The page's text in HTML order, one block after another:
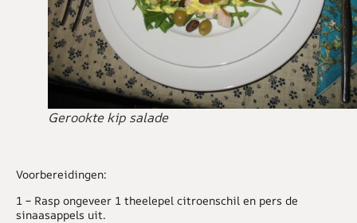
Gerookte kip salade
Voorbereidingen:
1 – Rasp ongeveer 1 theelepel citroenschil en pers de
sinaasappels uit.